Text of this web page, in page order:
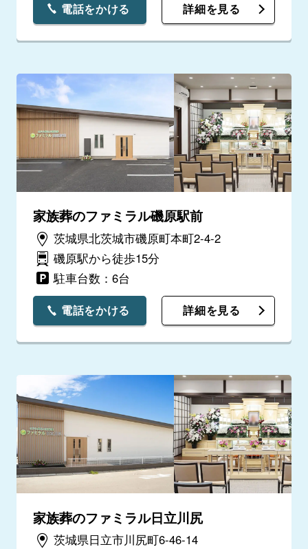
電話をかける 詳細を見る
家族葬のファミラル磯原駅前
茨城県北茨城市磯原町本町2-4-2
磯原駅から徒歩15分
駐車台数：6台
電話をかける 詳細を見る
家族葬のファミラル日立川尻
茨城県日立市川尻町6-46-14